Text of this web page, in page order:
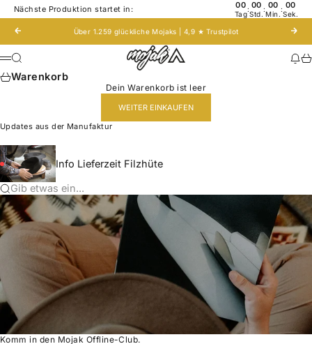
Zum Inhalt springen
Nächste Produktion startet in: 00
Tag
: 00
Std.
: 00
Min.
: 00
Sek.
Zurück Über 1.259 glückliche Mojaks | 4,9 ★Trustpilot
Vor
Mojak - Hats to roam!
Menü
Suche
Warenkorb
Dein Warenkorb ist leer
WEITER EINKAUFEN
Updates aus der Manufaktur
Info Lieferzeit Filzhüte
Gib etwas ein...
Komm in den Mojak Offline-Club.